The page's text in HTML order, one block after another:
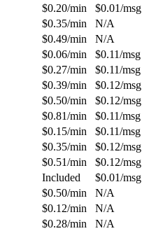
$0.20/min $0.01/msg
$0.35/min
N/A
$0.49/min
N/A
$0.06/min $0.11/msg
$0.27/min $0.11/msg
$0.39/min $0.12/msg
$0.50/min $0.12/msg
$0.81/min $0.11/msg
$0.15/min $0.11/msg
$0.35/min $0.12/msg
$0.51/min $0.12/msg
Included $0.01/msg
$0.50/min
N/A
$0.12/min
N/A
$0.28/min
N/A